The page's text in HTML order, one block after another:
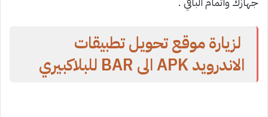
لزيارة موقع تحويل تطبيقات
الاندرويد APK الى BAR للبلاكبيري